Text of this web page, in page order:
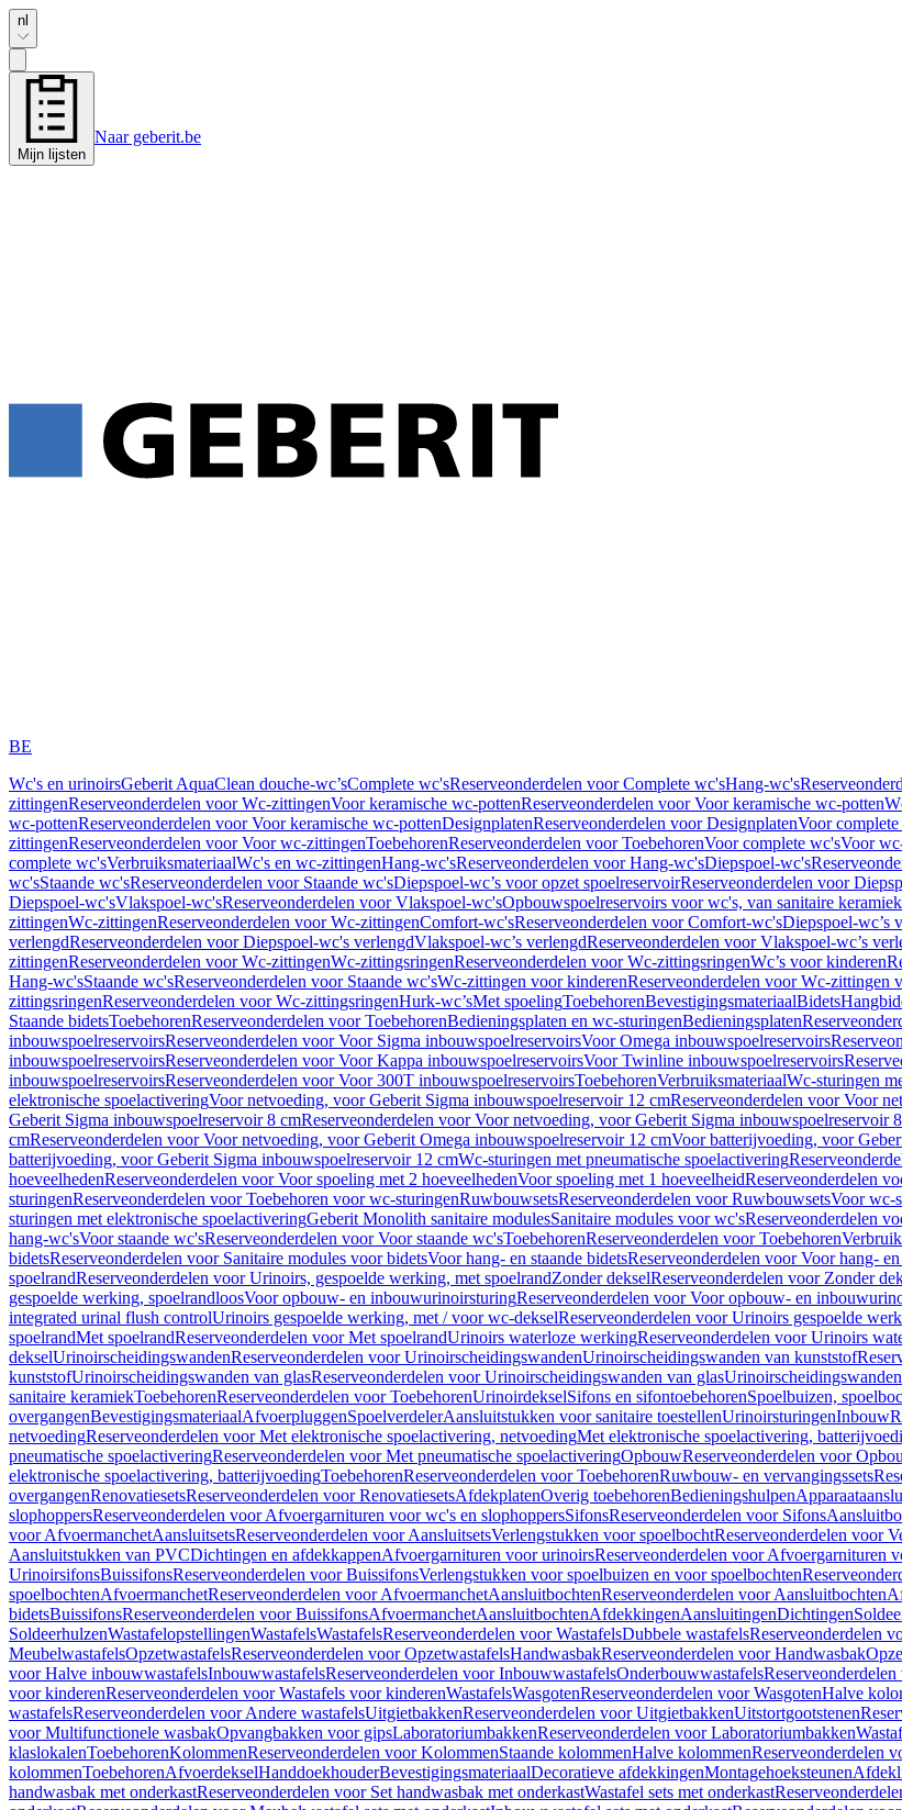
nl
Mijn lijsten
Naar geberit.be
BE
Wc's en urinoirsGeberit AquaClean douche-wc’sComplete wc'sReserveonderdelen voor Complete wc'sHang-wc's
zittingenReserveonderdelen voor Wc-zittingenVoor keramische wc-pottenReserveonderdelen voor Voor keramische wc-potten
wc-pottenReserveonderdelen voor Voor keramische wc-pottenDesignplatenReserveonderdelen voor DesignplatenVoor
zittingenReserveonderdelen voor Voor wc-zittingenToebehorenReserveonderdelen voor ToebehorenVoor complete wc'sVoor
complete wc'sVerbruiksmateriaalWc's en wc-zittingenHang-wc'sReserveonderdelen voor Hang-wc'sDiepspoel-wc's
wc'sStaande wc'sReserveonderdelen voor Staande wc'sDiepspoel-wc’s voor opzet spoelreservoirReserveonderdelen voor
Diepspoel-wc'sVlakspoel-wc'sReserveonderdelen voor Vlakspoel-wc'sOpbouwspoelreservoirs voor wc's, van sanitaire keramiek
zittingenWc-zittingenReserveonderdelen voor Wc-zittingenComfort-wc'sReserveonderdelen voor Comfort-wc'sDiepspoel-wc’s
verlengdReserveonderdelen voor Diepspoel-wc's verlengdVlakspoel-wc’s verlengdReserveonderdelen voor Vlakspoel-wc’s
zittingenReserveonderdelen voor Wc-zittingenWc-zittingsringenReserveonderdelen voor Wc-zittingsringenWc’s voor kinderen
Hang-wc'sStaande wc'sReserveonderdelen voor Staande wc'sWc-zittingen voor kinderenReserveonderdelen voor Wc-zittingen
zittingsringenReserveonderdelen voor Wc-zittingsringenHurk-wc’sMet spoelingToebehorenBevestigingsmateriaalBidets
Staande bidetsToebehorenReserveonderdelen voor ToebehorenBedieningsplaten en wc-sturingenBedieningsplaten
inbouwspoelreservoirsReserveonderdelen voor Voor Sigma inbouwspoelreservoirsVoor Omega inbouwspoelreservoirs
inbouwspoelreservoirsReserveonderdelen voor Voor Kappa inbouwspoelreservoirsVoor Twinline inbouwspoelreservoirs
inbouwspoelreservoirsReserveonderdelen voor Voor 300T inbouwspoelreservoirsToebehorenVerbruiksmateriaalWc-sturingen
elektronische spoelactiveringVoor netvoeding, voor Geberit Sigma inbouwspoelreservoir 12 cmReserveonderdelen voor Voor
Geberit Sigma inbouwspoelreservoir 8 cmReserveonderdelen voor Voor netvoeding, voor Geberit Sigma inbouwspoelreservoir
cmReserveonderdelen voor Voor netvoeding, voor Geberit Omega inbouwspoelreservoir 12 cmVoor batterijvoeding, voor
batterijvoeding, voor Geberit Sigma inbouwspoelreservoir 12 cmWc-sturingen met pneumatische spoelactivering
hoeveelhedenReserveonderdelen voor Voor spoeling met 2 hoeveelhedenVoor spoeling met 1 hoeveelheidReserveonderdelen
sturingenReserveonderdelen voor Toebehoren voor wc-sturingenRuwbouwsetsReserveonderdelen voor RuwbouwsetsVoor wc-
sturingen met elektronische spoelactiveringGeberit Monolith sanitaire modulesSanitaire modules voor wc'sReserveonderdelen
hang-wc'sVoor staande wc'sReserveonderdelen voor Voor staande wc'sToebehorenReserveonderdelen voor Toebehoren
bidetsReserveonderdelen voor Sanitaire modules voor bidetsVoor hang- en staande bidetsReserveonderdelen voor Voor hang-
spoelrandReserveonderdelen voor Urinoirs, gespoelde werking, met spoelrandZonder dekselReserveonderdelen voor Zonder
gespoelde werking, spoelrandloosVoor opbouw- en inbouwurinoirsturingReserveonderdelen voor Voor opbouw- en
integrated urinal flush controlUrinoirs gespoelde werking, met / voor wc-dekselReserveonderdelen voor Urinoirs gespoelde
spoelrandMet spoelrandReserveonderdelen voor Met spoelrandUrinoirs waterloze werkingReserveonderdelen voor Urinoirs
dekselUrinoirscheidingswandenReserveonderdelen voor UrinoirscheidingswandenUrinoirscheidingswanden van kunststof
kunststofUrinoirscheidingswanden van glasReserveonderdelen voor Urinoirscheidingswanden van glas
sanitaire keramiekToebehorenReserveonderdelen voor ToebehorenUrinoirdekselSifons en sifontoebehorenSpoelbuizen,
overgangenBevestigingsmateriaalAfvoerpluggenSpoelverdelerAansluitstukken voor sanitaire toestellenUrinoirsturingenInbouw
netvoedingReserveonderdelen voor Met elektronische spoelactivering, netvoedingMet elektronische spoelactivering,
pneumatische spoelactiveringReserveonderdelen voor Met pneumatische spoelactiveringOpbouwReserveonderdelen voor
elektronische spoelactivering, batterijvoedingToebehorenReserveonderdelen voor ToebehorenRuwbouw- en vervangingssets
overgangenRenovatiesetsReserveonderdelen voor RenovatiesetsAfdekplatenOverig toebehorenBedieningshulpen
slophoppersReserveonderdelen voor Afvoergarnituren voor wc's en slophoppersSifonsReserveonderdelen voor Sifons
voor AfvoermanchetAansluitsetsReserveonderdelen voor AansluitsetsVerlengstukken voor spoelbochtReserveonderdelen voor
Aansluitstukken van PVCDichtingen en afdekkappenAfvoergarnituren voor urinoirsReserveonderdelen voor Afvoergarnituren
UrinoirsifonsBuissifonsReserveonderdelen voor BuissifonsVerlengstukken voor spoelbuizen en voor spoelbochten
spoelbochtenAfvoermanchetReserveonderdelen voor AfvoermanchetAansluitbochtenReserveonderdelen voor Aansluitbochten
bidetsBuissifonsReserveonderdelen voor BuissifonsAfvoermanchetAansluitbochtenAfdekkingenAansluitingenDichtingen
SoldeerhulzenWastafelopstellingenWastafelsWastafelsReserveonderdelen voor WastafelsDubbele wastafelsReserveonderdelen
MeubelwastafelsOpzetwastafelsReserveonderdelen voor OpzetwastafelsHandwasbakReserveonderdelen voor Handwasbak
voor Halve inbouwwastafelsInbouwwastafelsReserveonderdelen voor InbouwwastafelsOnderbouwwastafels
voor kinderenReserveonderdelen voor Wastafels voor kinderenWastafelsWasgotenReserveonderdelen voor WasgotenHalve
wastafelsReserveonderdelen voor Andere wastafelsUitgietbakkenReserveonderdelen voor UitgietbakkenUitstortgootstenen
voor Multifunctionele wasbakOpvangbakken voor gipsLaboratoriumbakkenReserveonderdelen voor Laboratoriumbakken
klaslokalenToebehorenKolommenReserveonderdelen voor KolommenStaande kolommenHalve kolommenReserveonderdelen
kolommenToebehorenAfvoerdekselHanddoekhouderBevestigingsmateriaalDecoratieve afdekkingenMontagehoeksteunen
handwasbak met onderkastReserveonderdelen voor Set handwasbak met onderkastWastafel sets met onderkast